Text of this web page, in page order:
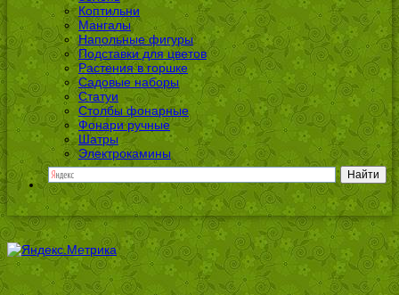
Коптильни
Мангалы
Напольные фигуры
Подставки для цветов
Растения в горшке
Садовые наборы
Статуи
Столбы фонарные
Фонари ручные
Шатры
Электрокамины